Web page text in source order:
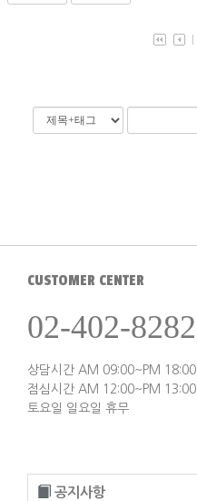
CUSTOMER CENTER
02-402-8282
상담시간 AM 09:00~PM 18:00
점심시간 AM 12:00~PM 13:00
토요일 일요일 휴무
공지사항